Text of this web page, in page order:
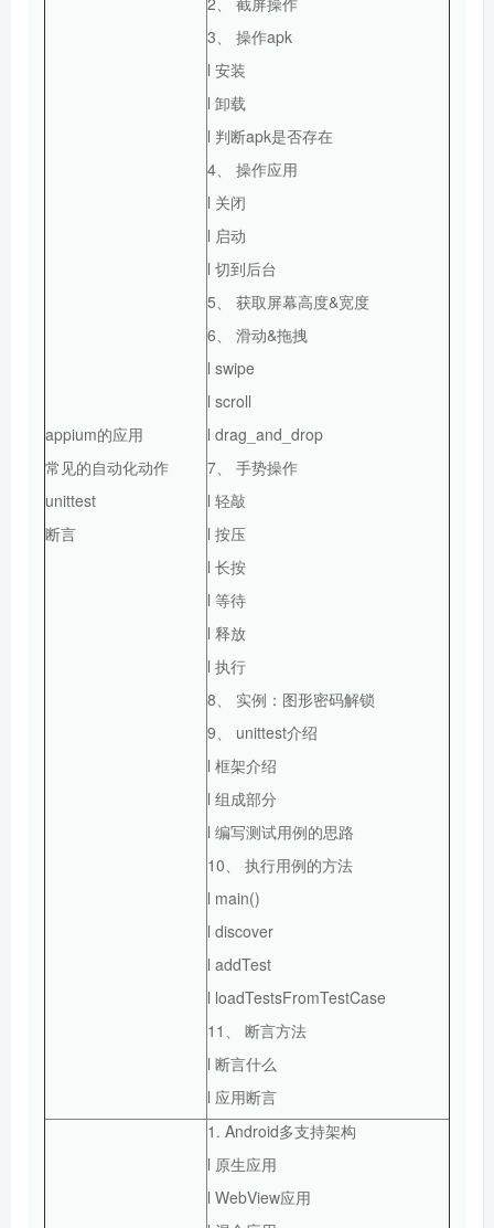
appium的应用
常见的自动化动作
unittest
断言
3、 操作apk
l 安装
l 卸载
l 判断apk是否存在
4、 操作应用
l 关闭
l 启动
l 切到后台
5、 获取屏幕高度&宽度
6、 滑动&拖拽
l swipe
l scroll
l drag_and_drop
7、 手势操作
l 轻敲
l 按压
l 长按
l 等待
l 释放
l 执行
8、 实例：图形密码解锁
9、 unittest介绍
l 框架介绍
l 组成部分
l 编写测试用例的思路
10、 执行用例的方法
l main()
l discover
l addTest
l loadTestsFromTestCase
11、 断言方法
l 断言什么
l 应用断言
1. Android多支持架构
l 原生应用
l WebView应用